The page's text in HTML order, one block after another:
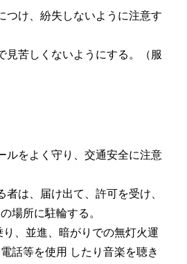
つけ、紛失しないように注意す
見苦しくないようにする。（服
ルをよく守り、交通安全に注意
者は、届け出て、許可を受け、
場所に駐輪する。
、並進、暗がりでの無灯火運
話等を使用 したり音楽を聴き